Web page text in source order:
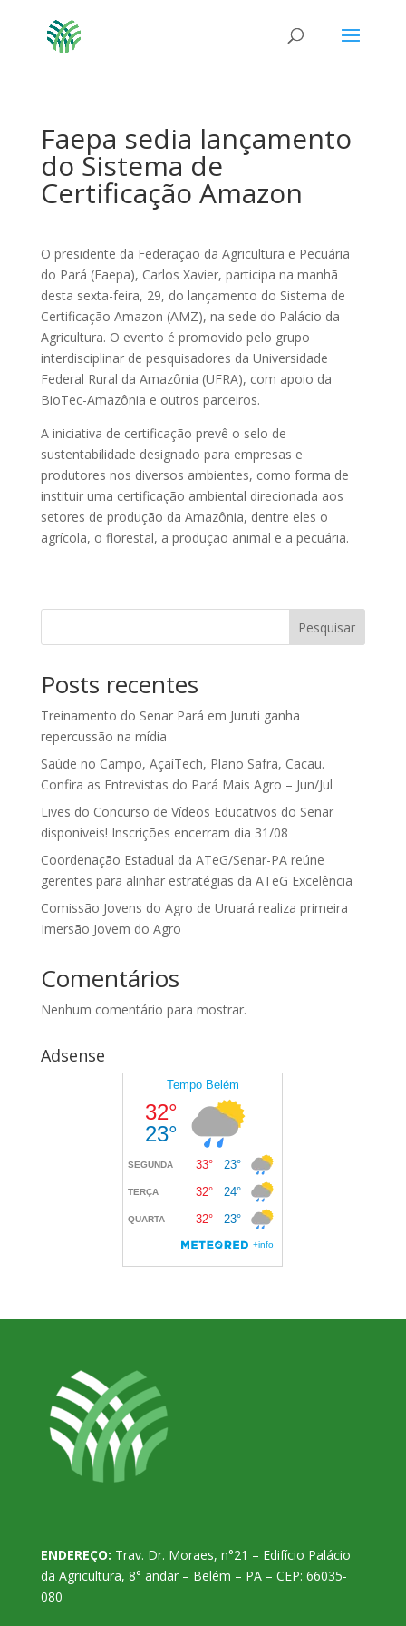
Faepa sedia lançamento
do Sistema de
Certificação Amazon
O presidente da Federação da Agricultura e Pecuária
do Pará (Faepa), Carlos Xavier, participa na manhã
desta sexta-feira, 29, do lançamento do Sistema de
Certificação Amazon (AMZ), na sede do Palácio da
Agricultura. O evento é promovido pelo grupo
interdisciplinar de pesquisadores da Universidade
Federal Rural da Amazônia (UFRA), com apoio da
BioTec-Amazônia e outros parceiros.
A iniciativa de certificação prevê o selo de
sustentabilidade designado para empresas e
produtores nos diversos ambientes, como forma de
instituir uma certificação ambiental direcionada aos
setores de produção da Amazônia, dentre eles o
agrícola, o florestal, a produção animal e a pecuária.
Pesquisar
Posts recentes
Treinamento do Senar Pará em Juruti ganha
repercussão na mídia
Saúde no Campo, AçaíTech, Plano Safra, Cacau.
Confira as Entrevistas do Pará Mais Agro – Jun/Jul
Lives do Concurso de Vídeos Educativos do Senar
disponíveis! Inscrições encerram dia 31/08
Coordenação Estadual da ATeG/Senar-PA reúne
gerentes para alinhar estratégias da ATeG Excelência
Comissão Jovens do Agro de Uruará realiza primeira
Imersão Jovem do Agro
Comentários
Nenhum comentário para mostrar.
Adsense
ENDEREÇO: Trav. Dr. Moraes, n°21 – Edifício Palácio
da Agricultura, 8° andar – Belém – PA – CEP: 66035-
080